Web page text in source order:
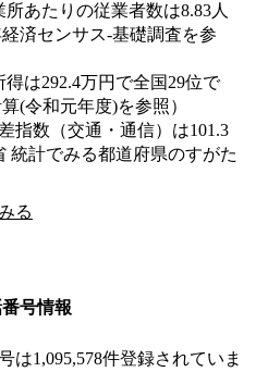
あたりの従業者数は8.83人
済センサス‐基礎調査を参
は292.4万円で全国29位で
(令和元年度)を参照）
指数（交通・通信）は101.3
統計でみる都道府県のすがた
る
号情報
は1,095,578件登録されていま